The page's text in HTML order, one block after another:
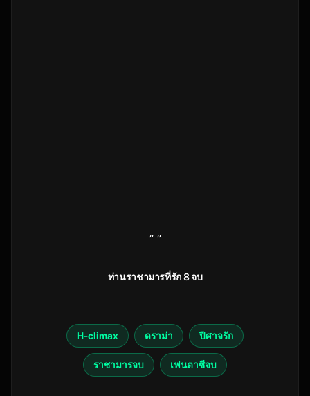
” ”
ท่านราชามารที่รัก 8 จบ
H-climax ดราม่า ปีศาจรัก
ราชามารจบ เฟนตาซีจบ